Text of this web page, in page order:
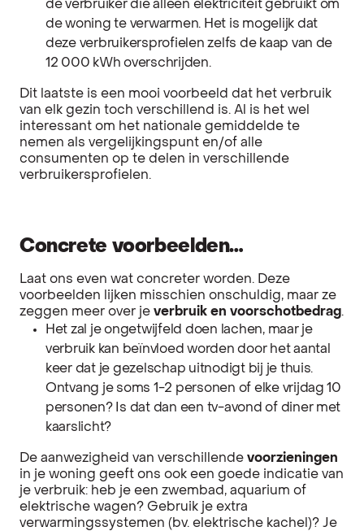
de verbruiker die alleen elektriciteit gebruikt om
de woning te verwarmen. Het is mogelijk dat
deze verbruikersprofielen zelfs de kaap van de
12 000 kWh overschrijden.
Dit laatste is een mooi voorbeeld dat het verbruik
van elk gezin toch verschillend is. Al is het wel
interessant om het nationale gemiddelde te
nemen als vergelijkingspunt en/of alle
consumenten op te delen in verschillende
verbruikersprofielen.
Concrete voorbeelden…
Laat ons even wat concreter worden. Deze
voorbeelden lijken misschien onschuldig, maar ze
zeggen meer over je verbruik en voorschotbedrag.
Het zal je ongetwijfeld doen lachen, maar je
verbruik kan beïnvloed worden door het aantal
keer dat je gezelschap uitnodigt bij je thuis.
Ontvang je soms 1-2 personen of elke vrijdag 10
personen? Is dat dan een tv-avond of diner met
kaarslicht?
De aanwezigheid van verschillende voorzieningen
in je woning geeft ons ook een goede indicatie van
je verbruik: heb je een zwembad, aquarium of
elektrische wagen? Gebruik je extra
verwarmingssystemen (bv. elektrische kachel)? Je